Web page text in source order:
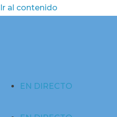
Ir al contenido
EN DIRECTO